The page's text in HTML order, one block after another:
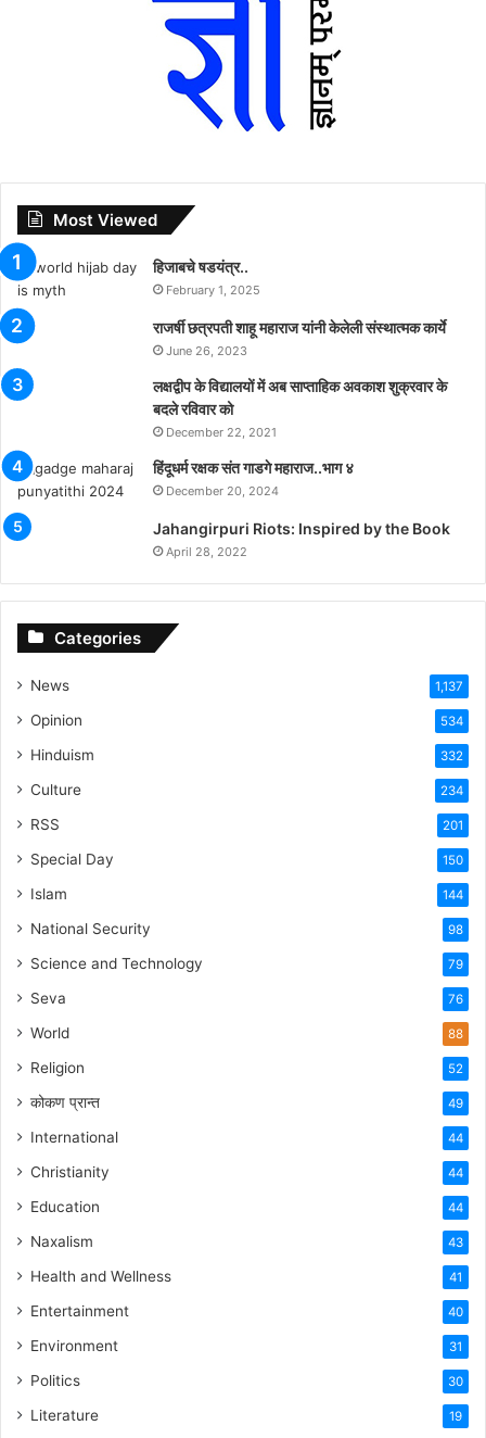
Most Viewed
हिजाबचे षडयंत्र..
February 1, 2025
राजर्षी छत्रपती शाहू महाराज यांनी केलेली संस्थात्मक कार्ये
June 26, 2023
लक्षद्वीप के विद्यालयों में अब साप्ताहिक अवकाश शुक्रवार के
बदले रविवार को
December 22, 2021
हिंदूधर्म रक्षक संत गाडगे महाराज..भाग ४
December 20, 2024
Jahangirpuri Riots: Inspired by the Book
April 28, 2022
Categories
News 1,137
Opinion 534
Hinduism 332
Culture 234
RSS 201
Special Day 150
Islam 144
National Security 98
Science and Technology 79
Seva 76
World 88
Religion 52
कोकण प्रान्त 49
International 44
Christianity 44
Education 44
Naxalism 43
Health and Wellness 41
Entertainment 40
Environment 31
Politics 30
Literature 19